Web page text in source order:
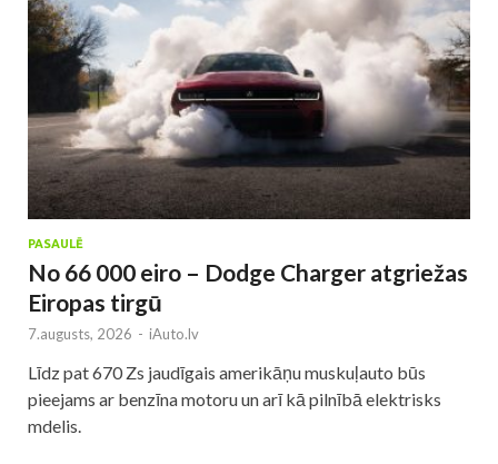
PASAULĒ
No 66 000 eiro – Dodge Charger atgriežas
Eiropas tirgū
7.augusts, 2026 - iAuto.lv
Līdz pat 670 Zs jaudīgais amerikāņu muskuļauto būs
pieejams ar benzīna motoru un arī kā pilnībā elektrisks
mdelis.